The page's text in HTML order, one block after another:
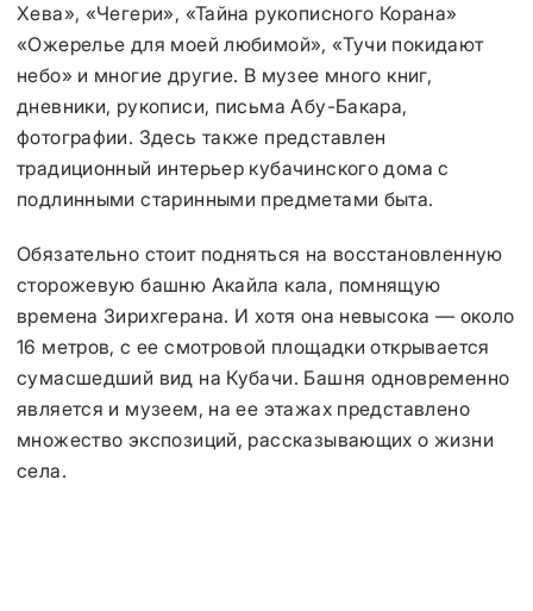
Хева», «Чегери», «Тайна рукописного Корана»
«Ожерелье для моей любимой», «Тучи покидают
небо» и многие другие. В музее много книг,
дневники, рукописи, письма Абу-Бакара,
фотографии. Здесь также представлен
традиционный интерьер кубачинского дома с
подлинными старинными предметами быта.
Обязательно стоит подняться на восстановленную
сторожевую башню Акайла кала, помнящую
времена Зирихгерана. И хотя она невысока — около
16 метров, с ее смотровой площадки открывается
сумасшедший вид на Кубачи. Башня одновременно
является и музеем, на ее этажах представлено
множество экспозиций, рассказывающих о жизни
села.